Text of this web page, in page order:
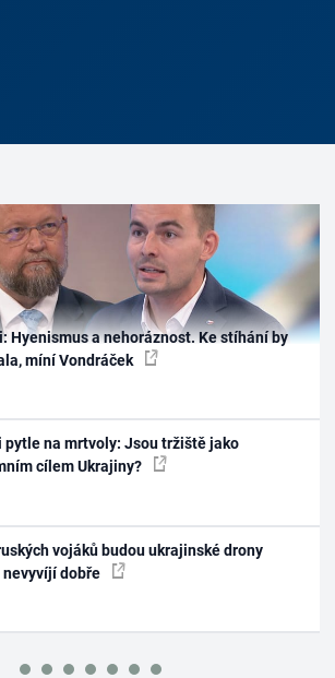
Hyenismus a nehoráznost. Ke stíhání by
míní Vondráček
pytle na mrtvoly: Jsou tržiště jako
cílem Ukrajiny?
vojáků budou ukrajinské drony
dobře